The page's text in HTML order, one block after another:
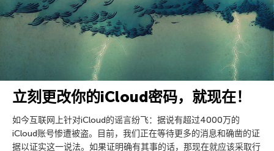
立刻更改你的iCloud密码，就现在！
如今互联网上针对iCloud的谣言纷飞：据说有超过4000万的
iCloud账号惨遭被盗。目前，我们正在等待更多的消息和确凿的证
据以证实这一说法。如果证明确有其事的话，那现在就应该采取行